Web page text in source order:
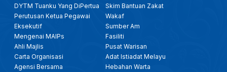
DYTM Tuanku Yang DiPertua
Perutusan Ketua Pegawai
Eksekutif
Mengenai MAIPs
Ahli Majlis
Carta Organisasi
Agensi Bersama
Skim Bantuan Zakat
Wakaf
Sumber Am
Fasiliti
Pusat Warisan
Adat Istiadat Melayu
Hebahan Warta